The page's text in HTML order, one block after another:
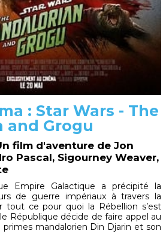
: Star Wars - The
and Grogu
film d'aventure de Jon
Pascal, Sigourney Weaver,
Empire Galactique a précipité la
de guerre impériaux à travers la
tout ce pour quoi la Rébellion s’est
République décide de faire appel au
mandalorien Din Djarin et son